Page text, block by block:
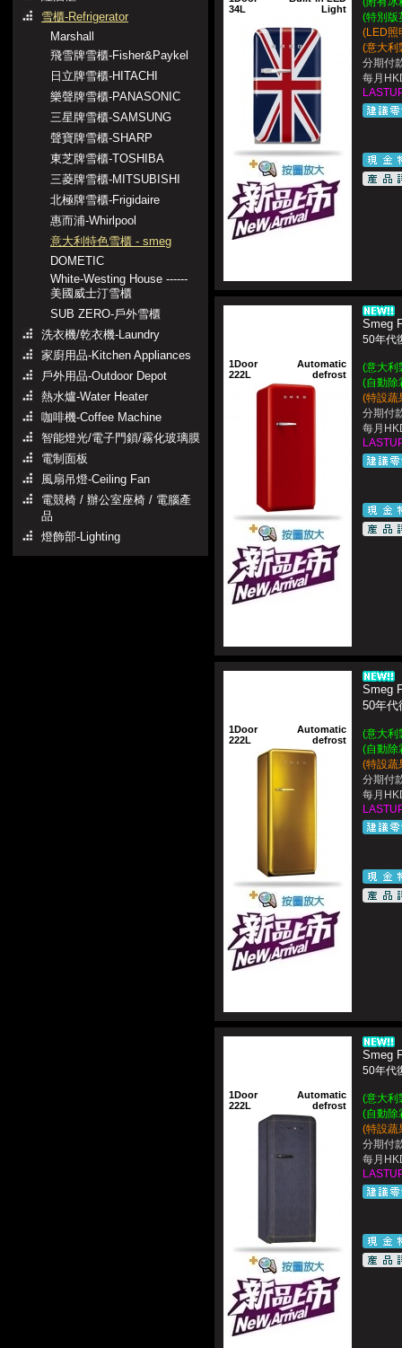
雪櫃-Refrigerator
Marshall
飛雪牌雪櫃-Fisher&Paykel
日立牌雪櫃-HITACHI
樂聲牌雪櫃-PANASONIC
三星牌雪櫃-SAMSUNG
聲寶牌雪櫃-SHARP
東芝牌雪櫃-TOSHIBA
三菱牌雪櫃-MITSUBISHI
北極牌雪櫃-Frigidaire
惠而浦-Whirlpool
意大利特色雪櫃 - smeg
DOMETIC
White-Westing House ------
美國威士汀雪櫃
SUB ZERO-戶外雪櫃
洗衣機/乾衣機-Laundry
家廚用品-Kitchen Appliances
戶外用品-Outdoor Depot
熱水爐-Water Heater
咖啡機-Coffee Machine
智能燈光/電子門鎖/霧化玻璃膜
電制面板
風扇吊燈-Ceiling Fan
電競椅 / 辦公室座椅 / 電腦產
品
燈飾部-Lighting
34L
Light
(特別版
(LED照
(意大利
分期付
每月
1Door
222L
Automatic
defrost
Smeg
50年代
(意大利
(自動除
(特設蔬
分期付
每月
1Door
222L
Automatic
defrost
Smeg
50年代
(意大利
(自動除
(特設蔬
分期付
每月
1Door
222L
Automatic
defrost
Smeg
50年代
(意大利
(自動除
(特設蔬
分期付
每月